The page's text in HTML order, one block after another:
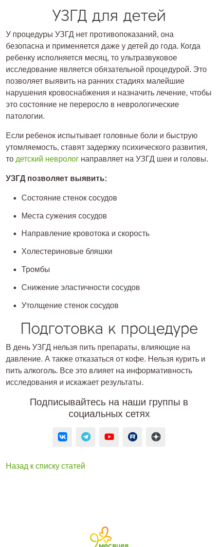
УЗГД для детей
У процедуры УЗГД нет противопоказаний, она
безопасна и применяется даже у детей до года. Когда
ребенку исполняется месяц, то ультразвуковое
исследование является обязательной процедурой. Это
позволяет выявить на ранних стадиях малейшие
нарушения кровоснабжения и назначить лечение, чтобы
это состояние не переросло в неврологические
патологии.
Если ребенок испытывает головные боли и быструю
утомляемость, ставят задержку психического развития,
то детский невролог направляет на УЗГД шеи и головы.
УЗГД позволяет выявить:
Состояние стенок сосудов
Места сужения сосудов
Направление кровотока и скорость
Холестериновые бляшки
Тромбы
Снижение эластичности сосудов
Утолщение стенок сосудов
Подготовка к процедуре
В день УЗГД нельзя пить препараты, влияющие на
давление. А также отказаться от кофе. Нельзя курить и
пить алкоголь. Все это влияет на информативность
исследования и искажает результаты.
Подписывайтесь на наши группы в
социальных сетях
Назад к списку статей